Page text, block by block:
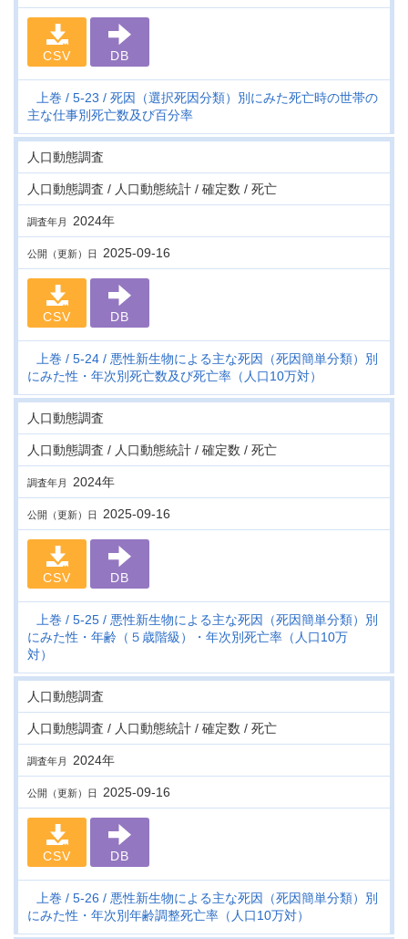
CSV DB
上巻 5-23
死因（選択死因分類）別にみた死亡時の世帯の
主な仕事別死亡数及び百分率
人口動態調査
人口動態調査 / 人口動態統計 / 確定数 / 死亡
調査年月 2024年
公開（更新）日 2025-09-16
CSV DB
上巻 5-24
悪性新生物による主な死因（死因簡単分類）別
にみた性・年次別死亡数及び死亡率（人口10万対）
人口動態調査
人口動態調査 / 人口動態統計 / 確定数 / 死亡
調査年月 2024年
公開（更新）日 2025-09-16
CSV DB
上巻 5-25
悪性新生物による主な死因（死因簡単分類）別
にみた性・年齢（５歳階級）・年次別死亡率（人口10万
対）
人口動態調査
人口動態調査 / 人口動態統計 / 確定数 / 死亡
調査年月 2024年
公開（更新）日 2025-09-16
CSV DB
上巻 5-26
悪性新生物による主な死因（死因簡単分類）別
にみた性・年次別年齢調整死亡率（人口10万対）